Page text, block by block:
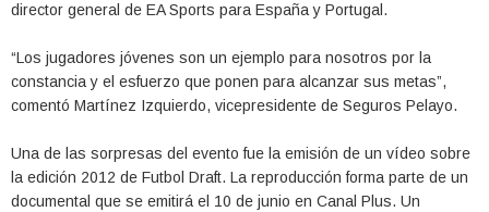
director general de EA Sports para España y Portugal.
“Los jugadores jóvenes son un ejemplo para nosotros por la
constancia y el esfuerzo que ponen para alcanzar sus metas”,
comentó Martínez Izquierdo, vicepresidente de Seguros Pelayo.
Una de las sorpresas del evento fue la emisión de un vídeo sobre
la edición 2012 de Futbol Draft. La reproducción forma parte de un
documental que se emitirá el 10 de junio en Canal Plus. Un